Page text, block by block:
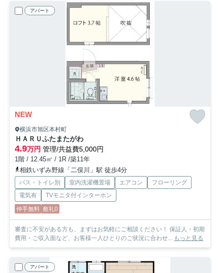
アパート
NEW
横浜市旭区本村町
ＨＡＲＵふたまたがわ
4.9万円 管理/共益費5,000円
1階 / 12.45㎡ / 1R /築11年
相鉄いずみ野線「二俣川」駅 徒歩4分
バス・トイレ別 室内洗濯機置場 エアコン
フローリング
電気有
TVモニタ付インターホン
仲手無料 敷礼0
審査に不安がある方も、まずはお気軽にご相談ください！ 保証人・初期
費用・ご収入面など、お客様一人ひとりのご状況に合わせ... もっと見る
アパート